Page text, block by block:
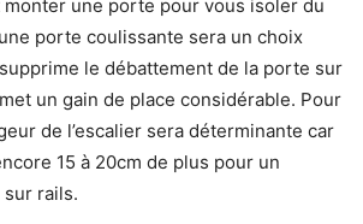
une porte pour vous isoler du
porte coulissante sera un choix
le débattement de la porte sur
un gain de place considérable. Pour
de l’escalier sera déterminante car
15 à 20cm de plus pour un
rails.